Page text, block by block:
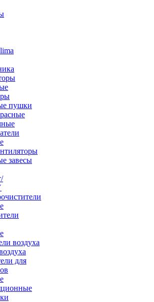
пушки
завесы
воздуха
для